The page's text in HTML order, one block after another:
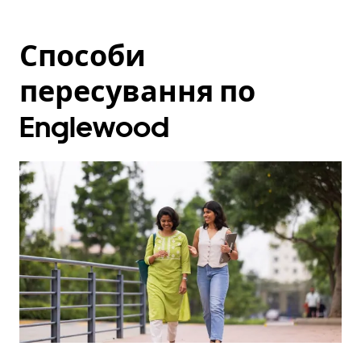
відкрити
календар
вибрати
Щоб
закрити
натисніть
клавішу
ESC.
Способи
пересування по
Englewood